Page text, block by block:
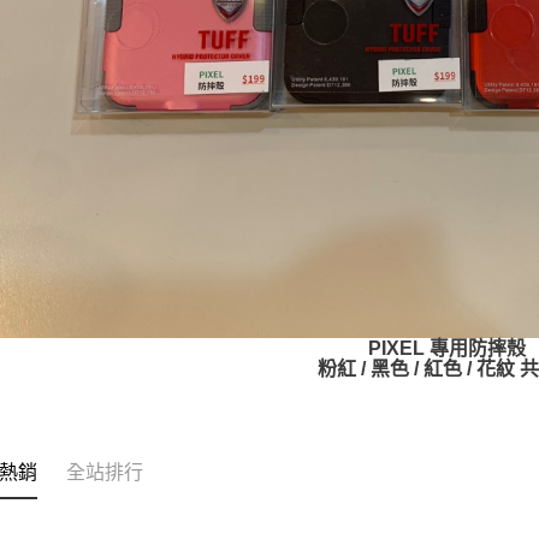
PIXEL 專用防摔殼
粉紅 / 黑色 / 紅色 / 花紋
銷 全站排行